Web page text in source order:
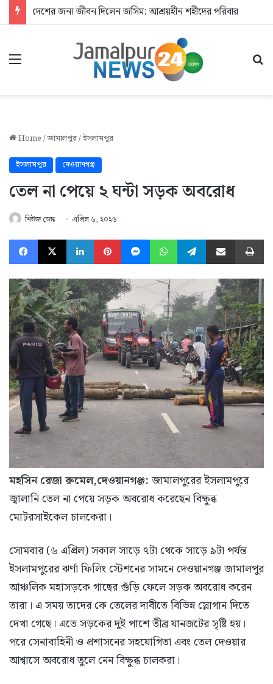
দেশের জন্য জীবন দিলেন জসিম: আশ্রয়হীন শহীদের পরিবার
Menu
Home/জামালপুর/ইসলামপুর
ইসলামপুর দেওয়ানগঞ্জ
তেল না পেয়ে ২ ঘন্টা সড়ক অবরোধ
নিউজ ডেস্ক এপ্রিল ৬, ২০২৬
Facebook
X LinkedInPinterestMessengerWhatsAppTelegramShare via Email
মহসিন রেজা রুমেল,দেওয়ানগঞ্জ: জামালপুরের ইসলামপুরে
জ্বালানি তেল না পেয়ে সড়ক অবরোধ করেছেন বিক্ষুব্ধ
মোটরসাইকেল চালকেরা।
সোমবার (৬ এপ্রিল) সকাল সাড়ে ৭টা থেকে সাড়ে ৯টা পর্যন্ত
ইসলামপুরের ঝর্ণা ফিলিং স্টেশনের সামনে দেওয়ানগঞ্জ জামালপুর
আঞ্চলিক মহাসড়কে গাছের গুঁড়ি ফেলে সড়ক অবরোধ করেন
তারা। এ সময় তাদের কে তেলের দাবীতে বিভিন্ন স্লোগান দিতে
দেখা গেছে। এতে সড়কের দুই পাশে তীব্র যানজটের সৃষ্টি হয়।
পরে সেনাবাহিনী ও প্রশাসনের সহযোগিতা এবং তেল দেওয়ার
আশ্বাসে অবরোধ তুলে নেন বিক্ষুব্ধ চালকরা।